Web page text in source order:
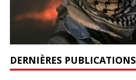
DERNIÈRES PUBLICATIONS